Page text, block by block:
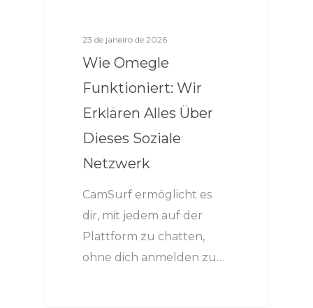
23 de janeiro de 2026
Wie Omegle
Funktioniert: Wir
Erklären Alles Über
Dieses Soziale
Netzwerk
CamSurf ermöglicht es
dir, mit jedem auf der
Plattform zu chatten,
ohne dich anmelden zu…